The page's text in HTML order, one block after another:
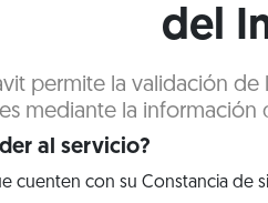
del
permite la validación de
mediante la
al servicio?
cuenten con su Constancia de